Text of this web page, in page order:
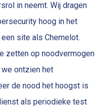
in neemt. Wij dragen
hoog in het
site als Chemelot.
zetten op noodvermogen
ontzien het
de nood het hoogst is
als periodieke test